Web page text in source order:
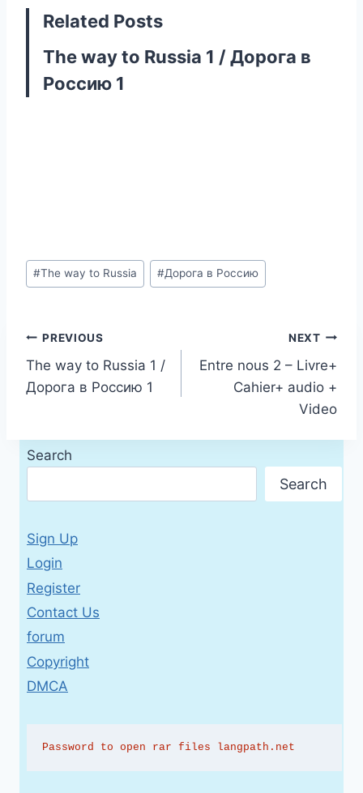
Related Posts
The way to Russia 1 / Дорога в
Россию 1
Post
Tags:
#The way to Russia #Дорога в Россию
Post
navigation
PREVIOUS
The way to Russia 1 /
Дорога в Россию 1
NEXT
Entre nous 2 – Livre+
Cahier+ audio +
Video
Search
Search
Sign Up
Login
Register
Contact Us
forum
Copyright
DMCA
Password to open rar files langpath.net